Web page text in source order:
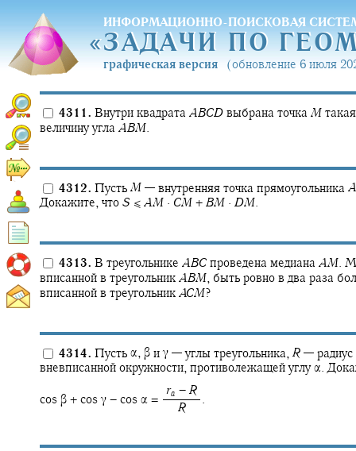
ИНФОРМАЦИОННО-ПОИСКОВАЯ
«ЗАДАЧИ ПО
«ЗАДАЧИ ПО
графическая версия (обновление 6 июля
4311. Внутри квадрата ABCD выбрана точка M
величину угла ABM.
4312. Пусть M — внутренняя точка прямоугольника A
Докажите, что S ≤ AM · CM + BM · DM.
4313. В треугольнике ABC проведена медиана AM.
вписанной в треугольник ABM, быть ровно в два раза
вписанной в треугольник ACM?
4314. Пусть α, β иγ —углы треугольника, R —
вневписанной окружности, противолежащей углуα.
cos β + cos γ − cos α = ‍
ra − R
R
.